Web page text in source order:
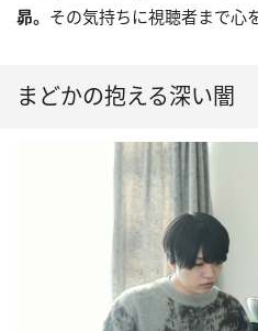
昴。 その気持ちに視聴者まで心
まどかの抱える深い闇